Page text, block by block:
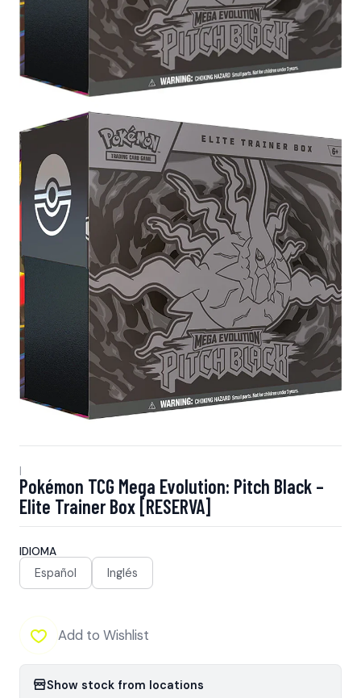
|
Pokémon TCG Mega Evolution: Pitch Black –
Elite Trainer Box [RESERVA]
IDIOMA
Español Inglés
Add to Wishlist
Show stock from locations